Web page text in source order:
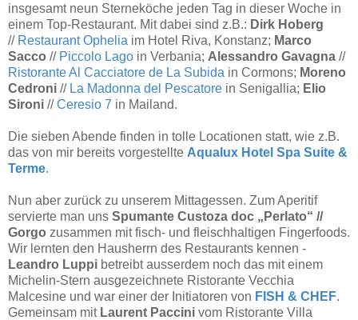
insgesamt neun Sterneköche jeden Tag in dieser Woche in
einem Top-Restaurant. Mit dabei sind z.B.: Dirk Hoberg
// Restaurant Ophelia im Hotel Riva, Konstanz; Marco
Sacco // Piccolo Lago in Verbania; Alessandro Gavagna //
Ristorante Al Cacciatore de La Subida in Cormons; Moreno
Cedroni // La Madonna del Pescatore in Senigallia; Elio
Sironi //Ceresio 7 in Mailand.
Die sieben Abende finden in tolle Locationen statt, wie z.B.
das von mir bereits vorgestellte Aqualux Hotel Spa Suite &
Terme.
Nun aber zurück zu unserem Mittagessen. Zum Aperitif
servierte man uns Spumante Custoza doc „Perlato“ //
Gorgo zusammen mit fisch- und fleischhaltigen Fingerfoods.
Wir lernten den Hausherrn des Restaurants kennen -
Leandro Luppi betreibt ausserdem noch das mit einem
Michelin-Stern ausgezeichnete Ristorante Vecchia
Malcesine und war einer der Initiatoren von FISH & CHEF.
Gemeinsam mit Laurent Paccini vom Ristorante Villa